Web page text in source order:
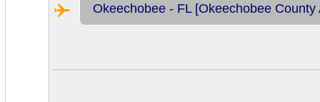
Okeechobee - FL [Okeechobee County